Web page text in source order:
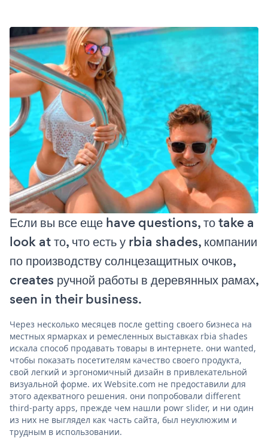
Если вы все еще have questions, то take a
look at то, что есть у rbia shades, компании
по производству солнцезащитных очков,
creates ручной работы в деревянных рамах,
seen in their business.
Через несколько месяцев после getting своего бизнеса на
местных ярмарках и ремесленных выставках rbia shades
искала способ продавать товары в интернете. они wanted,
чтобы показать посетителям качество своего продукта,
свой легкий и эргономичный дизайн в привлекательной
визуальной форме. их Website.com не предоставили для
этого адекватного решения. они попробовали different
third-party apps, прежде чем нашли powr slider, и ни один
из них не выглядел как часть сайта, был неуклюжим и
трудным в использовании.